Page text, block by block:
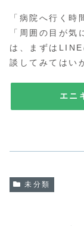
「病院へ行く時
「周囲の目が
は、まずは
談してみてはい
エニ
未分類